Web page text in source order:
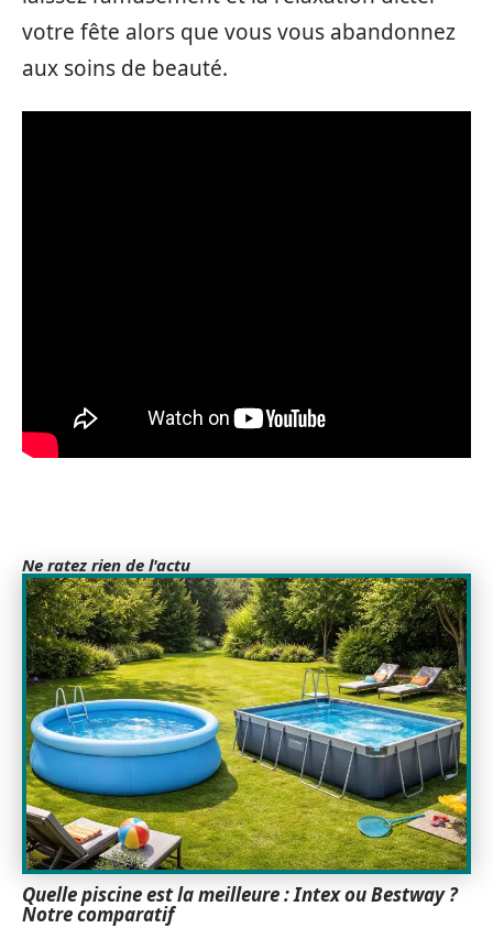
votre fête alors que vous vous abandonnez
aux soins de beauté.
Ne ratez rien de l'actu
Quelle piscine est la meilleure : Intex ou Bestway ?
Notre comparatif